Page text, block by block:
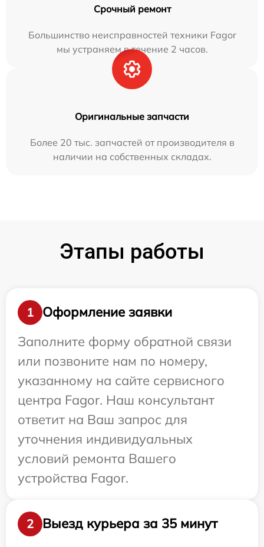
Срочный ремонт
Большинство неисправностей техники Fagor
мы устраняем в течение 2 часов.
Оригинальные запчасти
Более 20 тыс. запчастей от производителя в
наличии на собственных складах.
Этапы работы
1
Оформление заявки
Заполните форму обратной связи
или позвоните нам по номеру,
указанному на сайте сервисного
центра Fagor. Наш консультант
ответит на Ваш запрос для
уточнения индивидуальных
условий ремонта Вашего
устройства Fagor.
2
Выезд курьера за 35 минут